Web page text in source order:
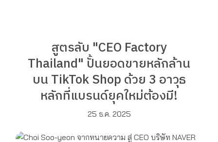
สูตรลับ "CEO Factory
Thailand" ปั้นยอดขายหลักล้าน
บน TikTok Shop ด้วย 3 อาวุธ
หลักที่แบรนด์ยุคใหม่ต้องมี!
25 ธ.ค. 2025